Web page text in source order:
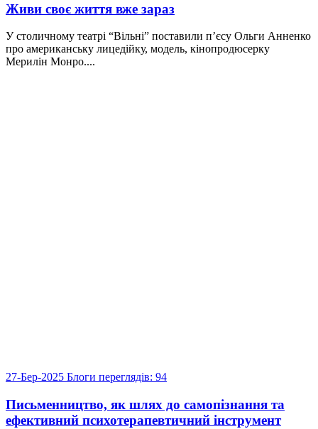
Живи своє життя вже зараз
У столичному театрі “Вільні” поставили п’єсу Ольги Анненко
про американську лицедійку, модель, кінопродюсерку
Мерилін Монро....
27-Бер-2025 Блоги переглядів: 94
Письменництво, як шлях до самопізнання та
ефективний психотерапевтичний інструмент